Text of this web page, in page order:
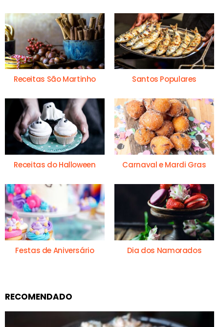
Receitas São Martinho Santos Populares
Receitas do Halloween Carnaval e Mardi Gras
Festas de Aniversário Dia dos Namorados
RECOMENDADO